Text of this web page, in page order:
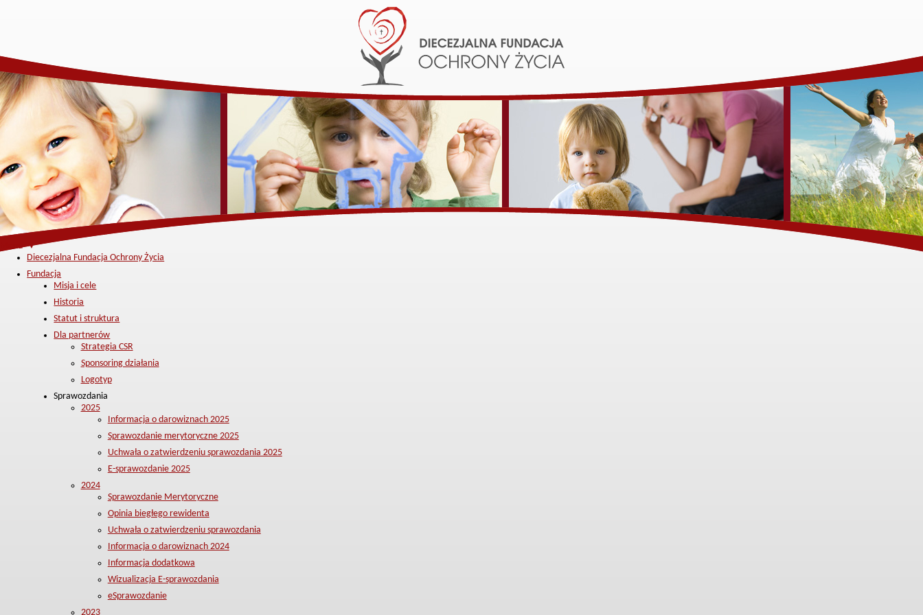
Menu ▼
Diecezjalna Fundacja Ochrony Życia
Fundacja
Misja i cele
Historia
Statut i struktura
Dla partnerów
Strategia CSR
Sponsoring działania
Logotyp
Sprawozdania
2025
Informacja o darowiznach 2025
Sprawozdanie merytoryczne 2025
Uchwała o zatwierdzeniu sprawozdania 2025
E-sprawozdanie 2025
2024
Sprawozdanie Merytoryczne
Opinia biegłego rewidenta
Uchwała o zatwierdzeniu sprawozdania
Informacja o darowiznach 2024
Informacja dodatkowa
Wizualizacja E-sprawozdania
eSprawozdanie
2023